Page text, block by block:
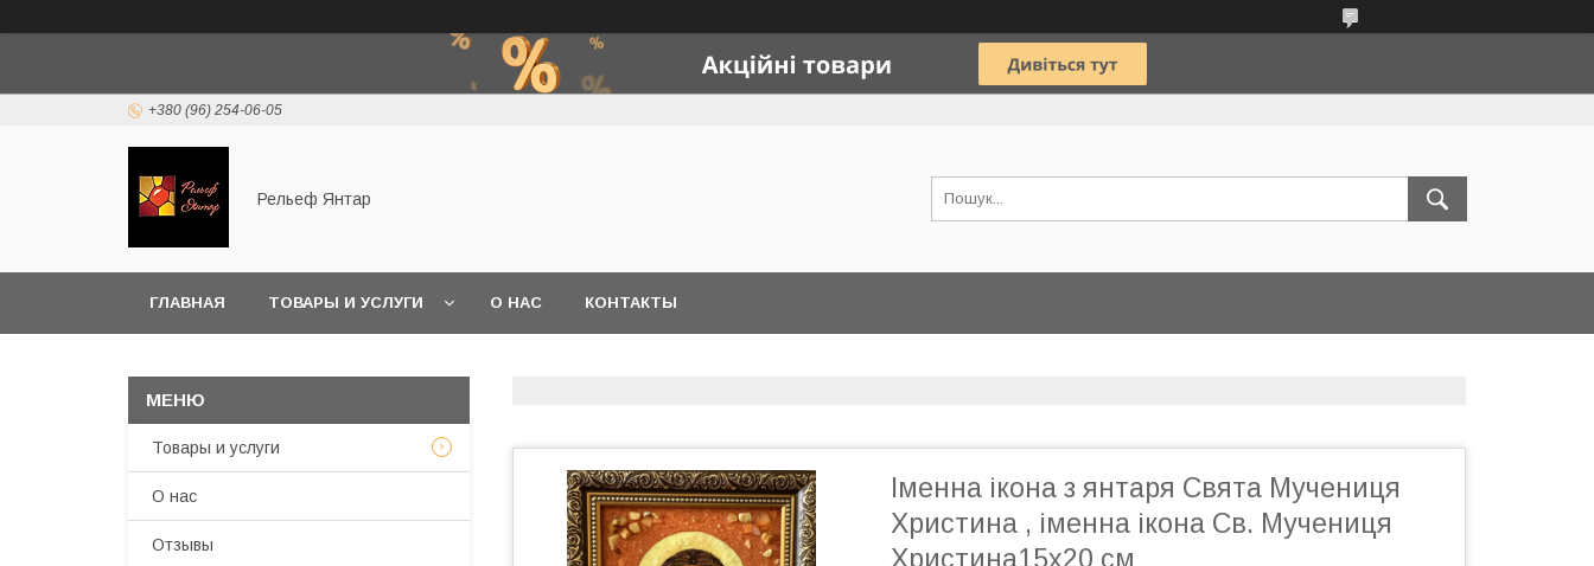
+380 (96) 254-06-05
Рельеф Янтар
ГЛАВНАЯ ТОВАРЫ И УСЛУГИ О НАС КОНТАКТЫ
Іменна ікона з янтаря Свята Мучениця
Христина , іменна ікона Св. Мучениця
Христина15х20 см
Товары и услуги
О нас
Отзывы